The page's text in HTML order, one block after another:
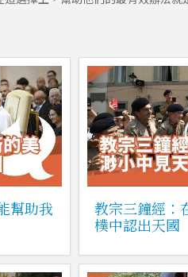
幫助我
教宗三鐘經：
樸中認出天國